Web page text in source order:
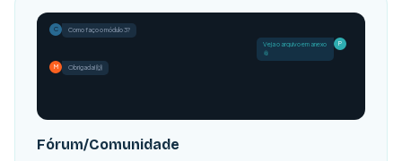
C
Como faço o módulo 3?
Veja o arquivo em anexo
📎
P
M
Fórum/Comunidade